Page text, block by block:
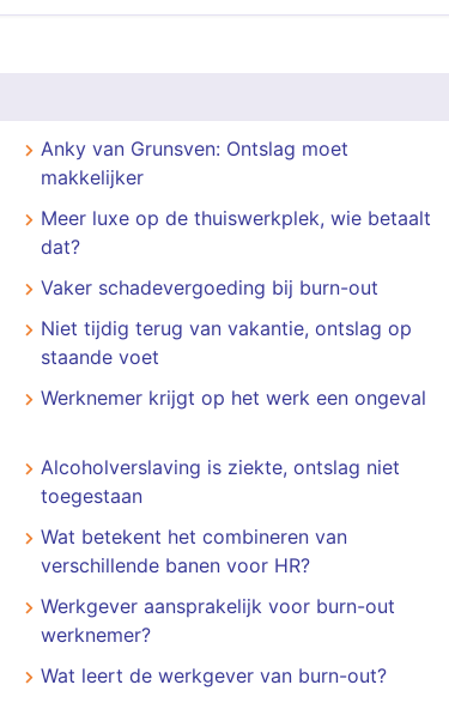
Anky van Grunsven: Ontslag moet
makkelijker
Meer luxe op de thuiswerkplek, wie betaalt
dat?
Vaker schadevergoeding bij burn-out
Niet tijdig terug van vakantie, ontslag op
staande voet
Werknemer krijgt op het werk een ongeval
Alcoholverslaving is ziekte, ontslag niet
toegestaan
Wat betekent het combineren van
verschillende banen voor HR?
Werkgever aansprakelijk voor burn-out
werknemer?
Wat leert de werkgever van burn-out?